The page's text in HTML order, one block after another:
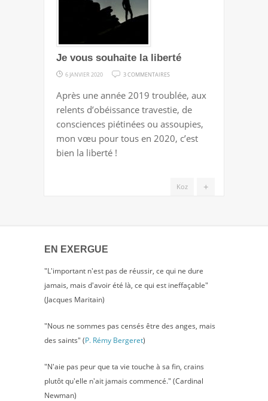
Je vous souhaite la liberté
6 JANVIER 2020 3 COMMENTAIRES
VOUS
SOUHAITE
LA
LIBERTÉ
Après une année 2019 troublée, aux
relents d’obéissance travestie, de
consciences piétinées ou assoupies,
mon vœu pour tous en 2020, c’est
bien la liberté !
+
Koz
EN EXERGUE
"L'important n'est pas de réussir, ce qui ne dure
jamais, mais d'avoir été là, ce qui est ineffaçable"
(Jacques Maritain)
"Nous ne sommes pas censés être des anges, mais
des saints" (P. Rémy Bergeret)
"N'aie pas peur que ta vie touche à sa fin, crains
plutôt qu'elle n'ait jamais commencé." (Cardinal
Newman)